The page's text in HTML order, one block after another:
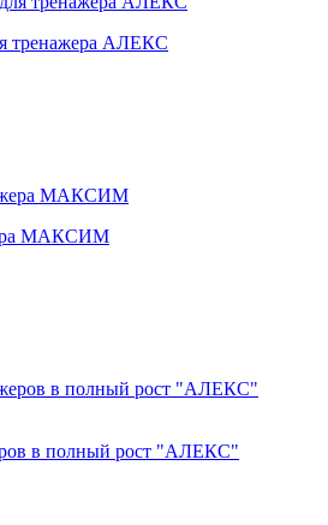
тренажера АЛЕКС
МАКСИМ
в полный рост "АЛЕКС"